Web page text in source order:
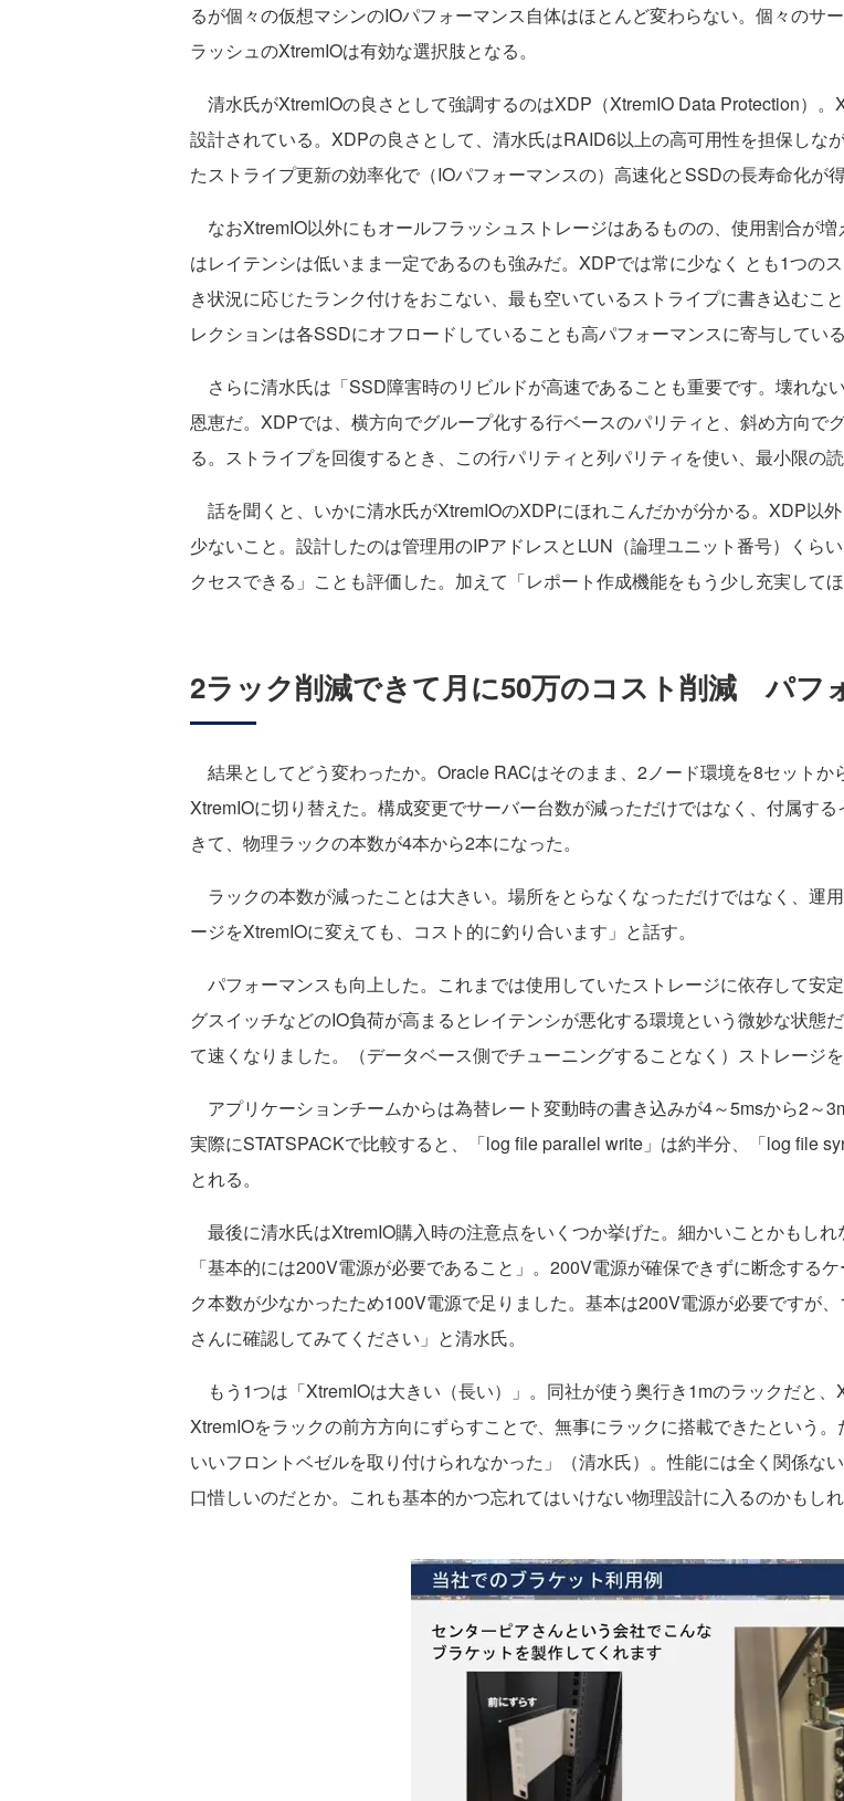
るが個々の仮想マシンのIOパフォーマンス自体はほとんど変わらない。個々のサ
ラッシュのXtremIOは有効な選択肢となる。
清水氏がXtremIOの良さとして強調するのはXDP（XtremIO Data Protection）
設計されている。XDPの良さとして、清水氏はRAID6以上の高可用性を担保しな
たストライプ更新の効率化で（IOパフォーマンスの）高速化とSSDの長寿命化が
なおXtremIO以外にもオールフラッシュストレージはあるものの、使用割合が
はレイテンシは低いまま一定であるのも強みだ。XDPでは常に少なく とも1つの
き状況に応じたランク付けをおこない、最も空いているストライプに書き込むこ
レクションは各SSDにオフロードしていることも高パフォーマンスに寄与している
さらに清水氏は「SSD障害時のリビルドが高速であることも重要です。壊れな
恩恵だ。XDPでは、横方向でグループ化する行ベースのパリティと、斜め方向で
る。ストライプを回復するとき、この行パリティと列パリティを使い、最小限の
話を聞くと、いかに清水氏がXtremIOのXDPにほれこんだかが分かる。XDP以
少ないこと。設計したのは管理用のIPアドレスとLUN（論理ユニット番号）くら
クセスできる」ことも評価した。加えて「レポート作成機能をもう少し充実して
2ラック削減できて月に50万のコスト削減 パフ
結果としてどう変わったか。Oracle RACはそのまま、2ノード環境を8セット
XtremIOに切り替えた。構成変更でサーバー台数が減っただけではなく、付属す
きて、物理ラックの本数が4本から2本になった。
ラックの本数が減ったことは大きい。場所をとらなくなっただけではなく、運
ージをXtremIOに変えても、コスト的に釣り合います」と話す。
パフォーマンスも向上した。これまでは使用していたストレージに依存して安
グスイッチなどのIO負荷が高まるとレイテンシが悪化する環境という微妙な状態
て速くなりました。（データベース側でチューニングすることなく）ストレージ
アプリケーションチームからは為替レート変動時の書き込みが4～5msから2～
実際にSTATSPACKで比較すると、「log file parallel write」は約半分、「log file
とれる。
最後に清水氏はXtremIO購入時の注意点をいくつか挙げた。細かいことかもし
「基本的には200V電源が必要であること」。200V電源が確保できずに断念する
ク本数が少なかったため100V電源で足りました。基本は200V電源が必要ですが
さんに確認してみてください」と清水氏。
もう1つは「XtremIOは大きい（長い）」。同社が使う奥行き1mのラックだと、
XtremIOをラックの前方方向にずらすことで、無事にラックに搭載できたという
いいフロントベゼルを取り付けられなかった」（清水氏）。性能には全く関係な
口惜しいのだとか。これも基本的かつ忘れてはいけない物理設計に入るのかもしれ